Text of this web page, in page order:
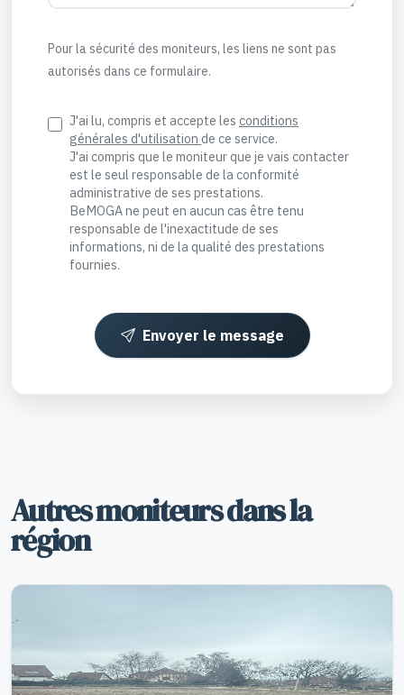
Pour la sécurité des moniteurs, les liens ne sont pas
autorisés dans ce formulaire.
J'ai lu, compris et accepte les conditions
générales d'utilisation de ce service.
J'ai compris que le moniteur que je vais contacter
est le seul responsable de la conformité
administrative de ses prestations.
BeMOGA ne peut en aucun cas être tenu
responsable de l'inexactitude de ses
informations, ni de la qualité des prestations
fournies.
Envoyer le message
Autres moniteurs dans la
région